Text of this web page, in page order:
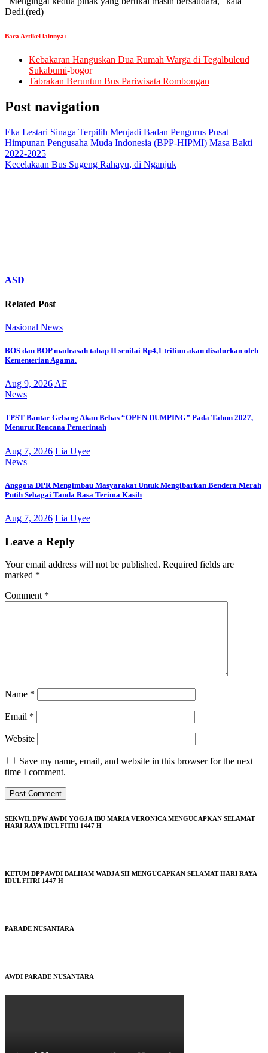
Dedi.(red)
Baca Artikel lainnya:
Kebakaran Hanguskan Dua Rumah Warga di Tegalbuleud
Sukabumi-bogor
Tabrakan Beruntun Bus Pariwisata Rombongan
Post navigation
Eka Lestari Sinaga Terpilih Menjadi Badan Pengurus Pusat
Himpunan Pengusaha Muda Indonesia (BPP-HIPMI) Masa Bakti
2022-2025
Kecelakaan Bus Sugeng Rahayu, di Nganjuk
ASD
Related Post
Nasional News
BOS dan BOP madrasah tahap II senilai Rp4,1 triliun akan disalurkan oleh
Kementerian Agama.
Aug 9, 2026 AF
News
TPST Bantar Gebang Akan Bebas “OPEN DUMPING” Pada Tahun 2027,
Menurut Rencana Pemerintah
Aug 7, 2026 Lia Uyee
News
Anggota DPR Mengimbau Masyarakat Untuk Mengibarkan Bendera Merah
Putih Sebagai Tanda Rasa Terima Kasih
Aug 7, 2026 Lia Uyee
Leave a Reply
Your email address will not be published. Required fields are
marked *
Comment *
Name *
Email *
Website
Save my name, email, and website in this browser for the next
time I comment.
SEKWIL DPW AWDI YOGJA IBU MARIA VERONICA MENGUCAPKAN SELAMAT
HARI RAYA IDUL FITRI 1447 H
KETUM DPP AWDI BALHAM WADJA SH MENGUCAPKAN SELAMAT HARI RAYA
IDUL FITRI 1447 H
PARADE NUSANTARA
AWDI PARADE NUSANTARA